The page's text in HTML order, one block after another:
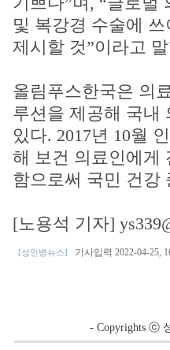
및 복강경 수술에
제시할 것”이라고
올림푸스한국은 의
루션을 제공해 국내
있다. 2017년 10월
해 보건 의료인에게
함으로써 국민 건강
[노용석 기자]
[성인병뉴스] 기사입력 2022-04-25,
- Copyrights ⓒ